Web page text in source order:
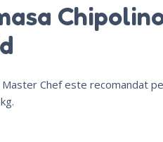
Master Chef este recomandat